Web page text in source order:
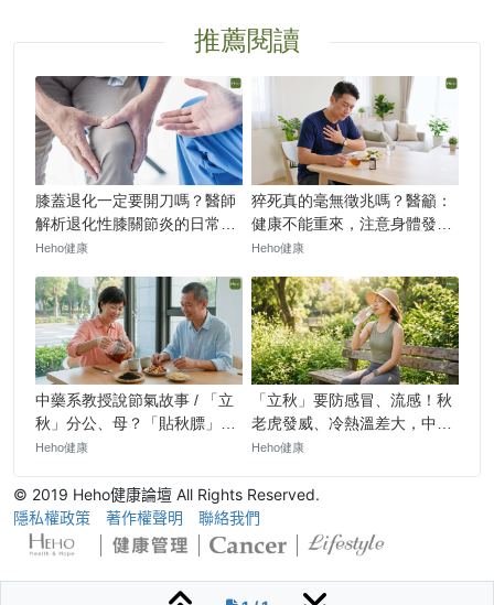
© 2019 Heho健康論壇 All Rights Reserved.
隱私權政策
著作權聲明 聯絡我們